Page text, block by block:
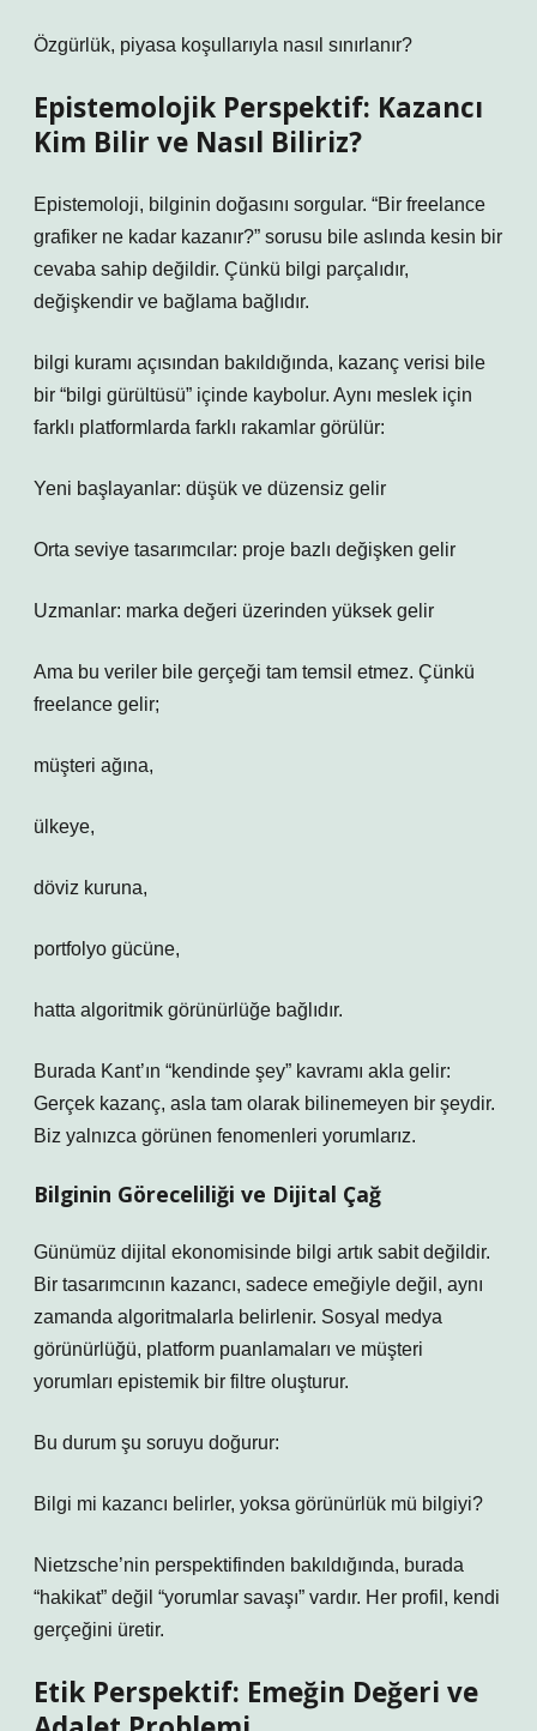
Özgürlük, piyasa koşullarıyla nasıl sınırlanır?
Epistemolojik Perspektif: Kazancı
Kim Bilir ve Nasıl Biliriz?
Epistemoloji, bilginin doğasını sorgular. “Bir freelance
grafiker ne kadar kazanır?” sorusu bile aslında kesin bir
cevaba sahip değildir. Çünkü bilgi parçalıdır,
değişkendir ve bağlama bağlıdır.
bilgi kuramı açısından bakıldığında, kazanç verisi bile
bir “bilgi gürültüsü” içinde kaybolur. Aynı meslek için
farklı platformlarda farklı rakamlar görülür:
Yeni başlayanlar: düşük ve düzensiz gelir
Orta seviye tasarımcılar: proje bazlı değişken gelir
Uzmanlar: marka değeri üzerinden yüksek gelir
Ama bu veriler bile gerçeği tam temsil etmez. Çünkü
freelance gelir;
müşteri ağına,
ülkeye,
döviz kuruna,
portfolyo gücüne,
hatta algoritmik görünürlüğe bağlıdır.
Burada Kant’ın “kendinde şey” kavramı akla gelir:
Gerçek kazanç, asla tam olarak bilinemeyen bir şeydir.
Biz yalnızca görünen fenomenleri yorumlarız.
Bilginin Göreceliliği ve Dijital Çağ
Günümüz dijital ekonomisinde bilgi artık sabit değildir.
Bir tasarımcının kazancı, sadece emeğiyle değil, aynı
zamanda algoritmalarla belirlenir. Sosyal medya
görünürlüğü, platform puanlamaları ve müşteri
yorumları epistemik bir filtre oluşturur.
Bu durum şu soruyu doğurur:
Bilgi mi kazancı belirler, yoksa görünürlük mü bilgiyi?
Nietzsche’nin perspektifinden bakıldığında, burada
“hakikat” değil “yorumlar savaşı” vardır. Her profil, kendi
gerçeğini üretir.
Etik Perspektif: Emeğin Değeri ve